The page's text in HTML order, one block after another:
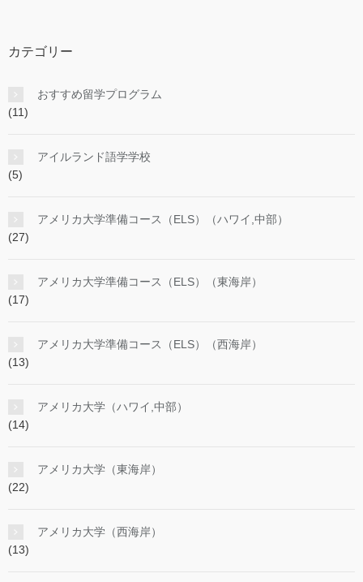
カテゴリー
おすすめ留学プログラム
(11)
アイルランド語学学校
(5)
アメリカ大学準備コース（ELS）（ハワイ,中部）
(27)
アメリカ大学準備コース（ELS）（東海岸）
(17)
アメリカ大学準備コース（ELS）（西海岸）
(13)
アメリカ大学（ハワイ,中部）
(14)
アメリカ大学（東海岸）
(22)
アメリカ大学（西海岸）
(13)